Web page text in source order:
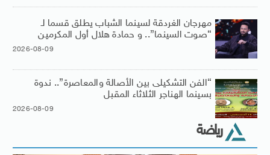
مهرجان الغردقة لسينما الشباب يطلق قسما لـ
“صوت السينما”.. و حمادة هلال أول المكرمين
2026-08-09
“الفن التشكيلى بين الأصالة والمعاصرة”.. ندوة
بسينما الهناجر الثلاثاء المقبل
2026-08-09
رياضة